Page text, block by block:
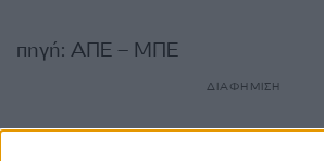
πηγή: ΑΠΕ – ΜΠΕ
ΔΙΑΦΗΜΙΣΗ